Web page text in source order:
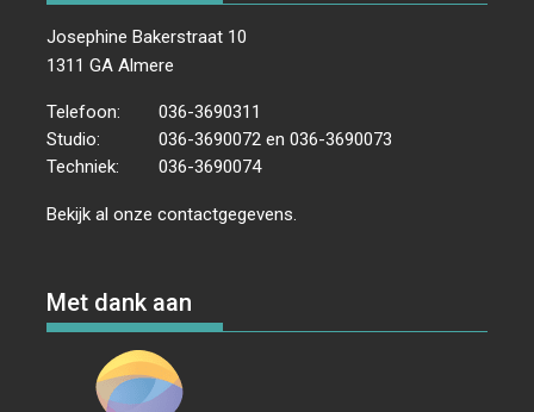
Josephine Bakerstraat 10
1311 GA Almere
Telefoon:
036-3690311
Studio:
036-3690072 en 036-3690073
Techniek:
036-3690074
Bekijk al onzecontactgegevens.
Met dank aan